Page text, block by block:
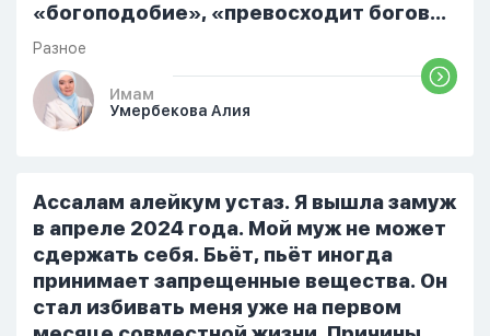
«богоподобие», «превосходит богов»,
но при этом человек полностью
признает и соблюдает все столпы
Ислама и эта игра не мешает ему
выполнять ему его обязанности по
является Единым Богом и не
принимает слова и контекст игры в
серьез, относиться к игре только как к
развлечению и...
Разное
Имам
Умербекова Алия
Ассалам алейкум устаз. Я вышла замуж
в апреле 2024 года. Мой муж не может
сдержать себя. Бьёт, пьёт иногда
принимает запрещенные вещества. Он
стал избивать меня уже на первом